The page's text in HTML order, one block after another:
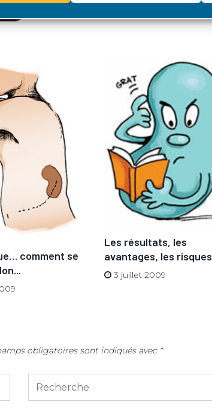
comment se
Les résultats, les
avantages, les risques
3 juillet 2009
obligatoires sont indiqués avec *